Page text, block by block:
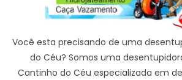
Você esta precisando de uma
do Céu? Somos uma
Cantinho do Céu especializada em